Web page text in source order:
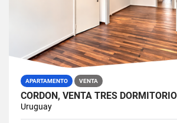
APARTAMENTO VENTA
Uruguay